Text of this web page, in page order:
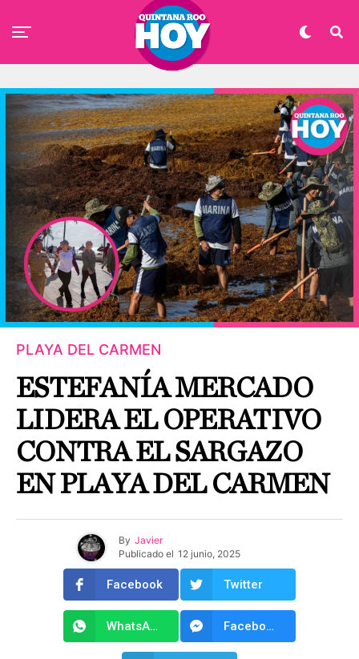
PLAYA DEL CARMEN
ESTEFANÍA MERCADO
LIDERA EL OPERATIVO
CONTRA EL SARGAZO
EN PLAYA DEL CARMEN
By Javier
Publicado el 12 junio, 2025
Facebook Twitter
WhatsApp Facebook Messenger